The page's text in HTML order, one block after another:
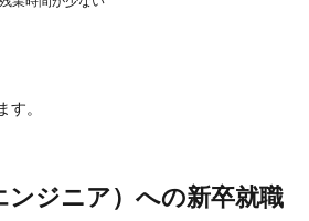
。
ンジニア）への新卒就職